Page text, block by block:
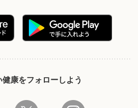
康をフォローしよう